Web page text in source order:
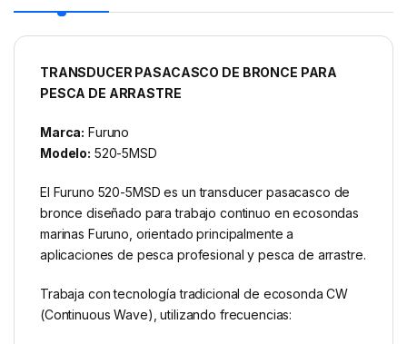
TRANSDUCER PASACASCO DE BRONCE PARA
PESCA DE ARRASTRE
Marca: Furuno
Modelo: 520-5MSD
El Furuno 520-5MSD es un transducer pasacasco de
bronce diseñado para trabajo continuo en ecosondas
marinas Furuno, orientado principalmente a
aplicaciones de pesca profesional y pesca de arrastre.
Trabaja con tecnología tradicional de ecosonda CW
(Continuous Wave), utilizando frecuencias: